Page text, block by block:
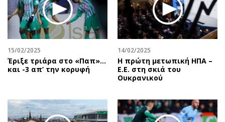
15/02/2025
Έριξε τριάρα στο «Παπ»…
και -3 απ’ την κορυφή
14/02/2025
Η πρώτη μετωπική ΗΠΑ –
Ε.Ε. στη σκιά του
Ουκρανικού